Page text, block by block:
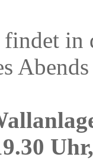
in